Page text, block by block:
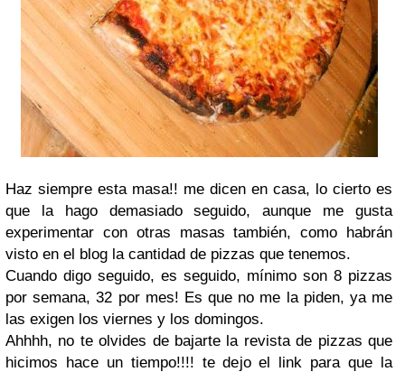
Haz siempre esta masa!! me dicen en casa, lo cierto es
que la hago demasiado seguido, aunque me gusta
experimentar con otras masas también, como habrán
visto en el blog la cantidad de pizzas que tenemos.
Cuando digo seguido, es seguido, mínimo son 8 pizzas
por semana, 32 por mes! Es que no me la piden, ya me
las exigen los viernes y los domingos.
Ahhhh, no te olvides de bajarte la revista de pizzas que
hicimos hace un tiempo!!!! te dejo el link para que la